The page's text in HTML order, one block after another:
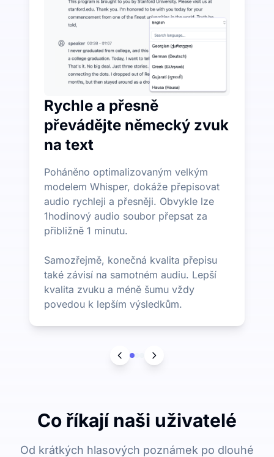
Automaticky generujte shrnutí, myšlenkové mapy
Rychle a přesně
převádějte německý zvuk
na text
Poháněno optimalizovaným velkým
modelem Whisper, dokáže přepisovat
audio rychleji a přesněji. Obvykle lze
1hodinový audio soubor přepsat za
přibližně 1 minutu.
Samozřejmě, konečná kvalita přepisu
také závisí na samotném audiu. Lepší
kvalita zvuku a méně šumu vždy
povedou k lepším výsledkům.
Co říkají naši uživatelé
Od krátkých hlasových poznámek po dlouhé